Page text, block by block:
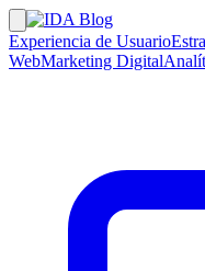
Experiencia de Usuario
WebMarketing Digital